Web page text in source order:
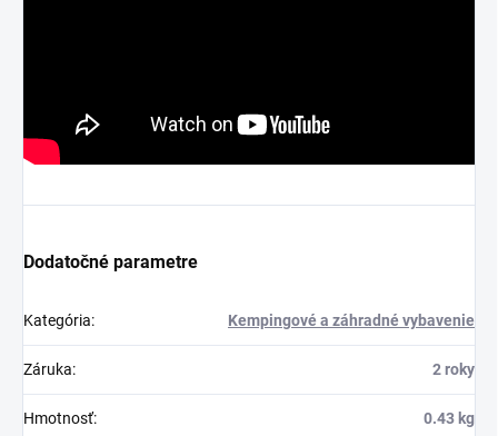
Dodatočné parametre
Kategória: Kempingové a záhradné vybavenie
Záruka: 2 roky
Hmotnosť: 0.43 kg